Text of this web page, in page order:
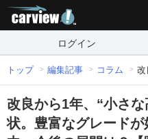
ログイン
トップ 編集記事 コラム 改
改良から1年、“小さ
状。豊富なグレード